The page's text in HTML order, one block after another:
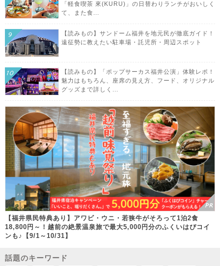
「軽食喫茶 來(KURU)」の日替わりランチがおいしく
て、また食...
【読みもの】サンドーム福井を地元民が徹底ガイド！
遠征勢に教えたい駐車場・託児所・周辺スポット
【読みもの】「ポップサーカス福井公演」体験レポ！
魅力はもちろん、座席の見え方、フード、オリジナル
グッズまで詳しく...
【福井県民特典あり】アワビ・ウニ・若狭牛がそろって1泊2食
18,800円～！越前の絶景温泉旅で最大5,000円分のふくいはぴコイ
ンも♪【9/1～10/31】
話題のキーワード